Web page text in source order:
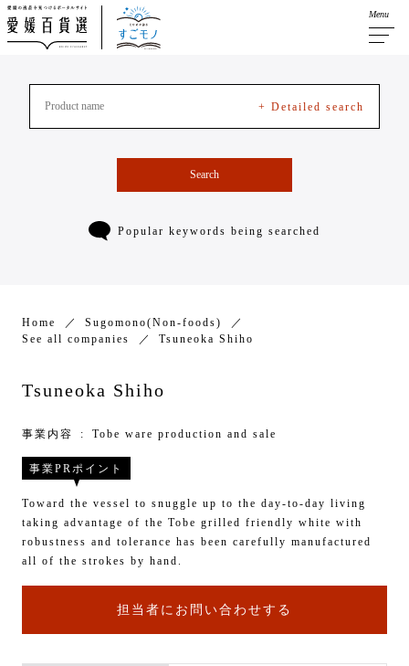
Menu
+ Detailed search
Search
Popular keywords being searched
Home
Sugomono(Non-foods)
See all companies
Tsuneoka Shiho
Tsuneoka Shiho
事業内容 Tobe ware production and sale
事業PRポイント
Toward the vessel to snuggle up to the day-to-day living
taking advantage of the Tobe grilled friendly white with
robustness and tolerance has been carefully manufactured
all of the strokes by hand.
担当者にお問い合わせする